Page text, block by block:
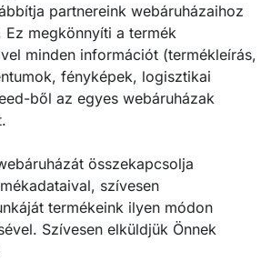
partnereink webáruházaihoz
megkönnyíti a termék
minden információt (termékleírás,
fényképek, logisztikai
ből az egyes webáruházak
összekapcsolja
szívesen
termékeink ilyen módon
Szívesen elküldjük Önnek